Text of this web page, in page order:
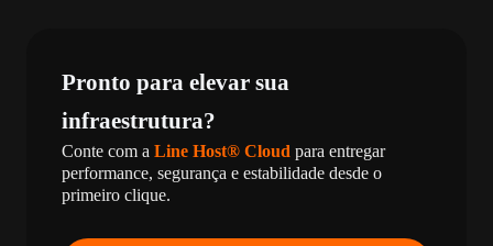
Pronto para elevar sua
infraestrutura?
Conte com a Line Host® Cloud para entregar
performance, segurança e estabilidade desde o
primeiro clique.